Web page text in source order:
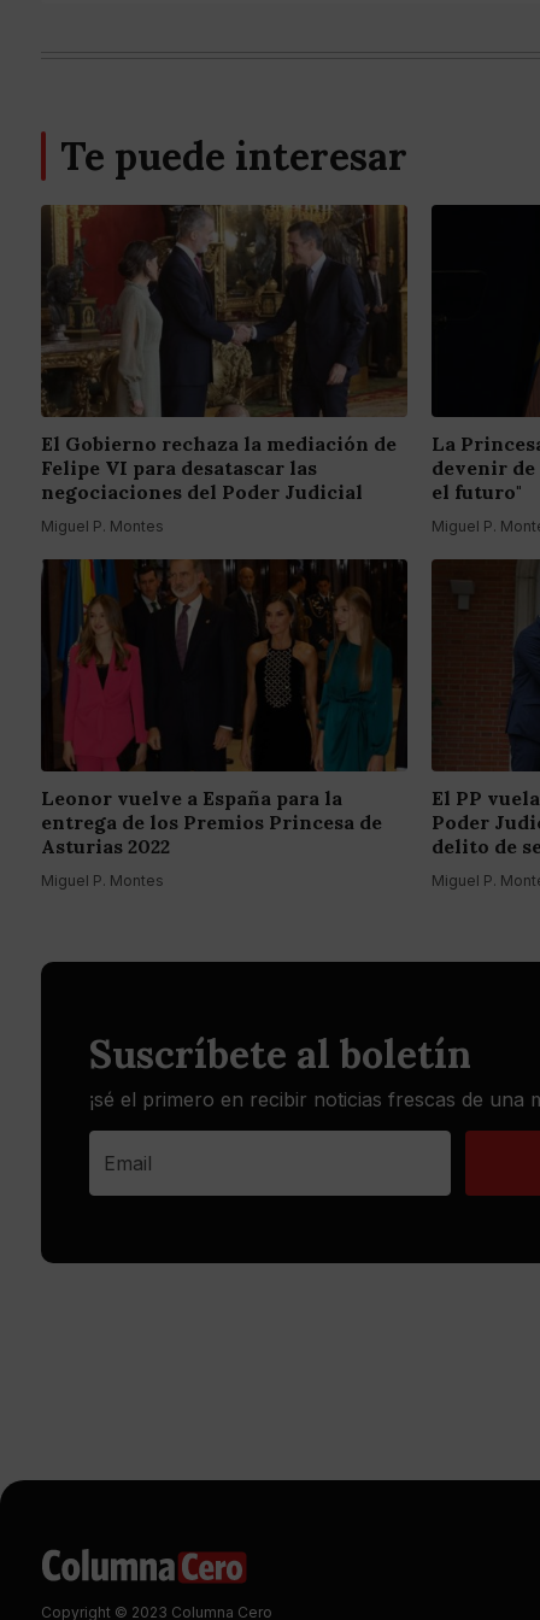
Te puede interesar
El Gobierno rechaza la mediación de
Felipe VI para desatascar las
negociaciones del Poder Judicial
Miguel P. Montes
La
devenir de
el futuro"
Miguel P.
Leonor vuelve a España para la
entrega de los Premios Princesa de
Asturias 2022
Miguel P. Montes
El PP
Poder
delito de
Miguel P.
Suscríbete al boletín
¡sé el primero en recibir noticias frescas de una
Copyright © 2023 Columna Cero